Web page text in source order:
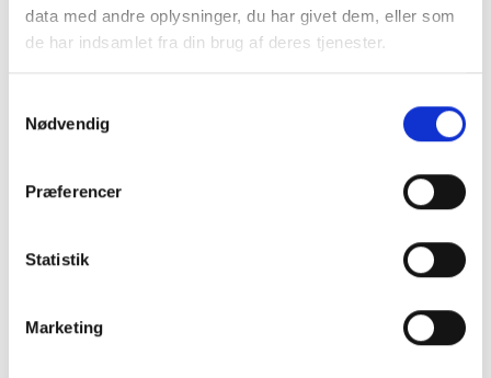
data med andre oplysninger, du har givet dem, eller som
de har indsamlet fra din brug af deres tjenester.
Nødvendig
Præferencer
Statistik
Marketing
Passer til centralenhed: GMC 8022, GMC 8420
og andre.
Kontakt os for at høre mere om dette